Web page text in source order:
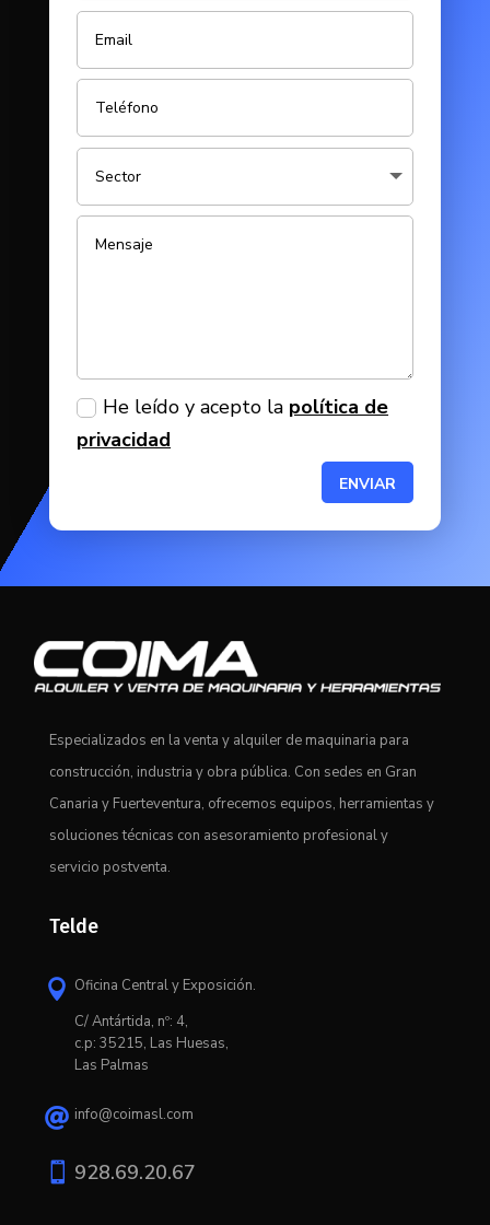
He leído y acepto la política de
privacidad
ENVIAR
Especializados en la venta y alquiler de maquinaria para
construcción, industria y obra pública. Con sedes en Gran
Canaria y Fuerteventura, ofrecemos equipos, herramientas y
soluciones técnicas con asesoramiento profesional y
servicio postventa.
Telde
 Oficina Central y Exposición.
C/ Antártida, nº: 4,
c.p: 35215, Las Huesas,
Las Palmas
 info@coimasl.com
 928.69.20.67